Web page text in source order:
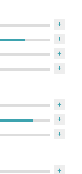
+
+
+
+
+
+
+
+